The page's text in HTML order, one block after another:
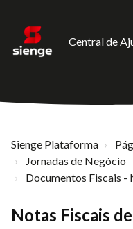
Central de
Sienge Plataforma
Jornadas de Negócio
Documentos Fiscais -
Notas Fiscais